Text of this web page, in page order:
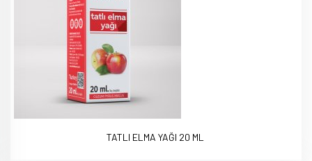
TATLI ELMA YAĞI 20 ML